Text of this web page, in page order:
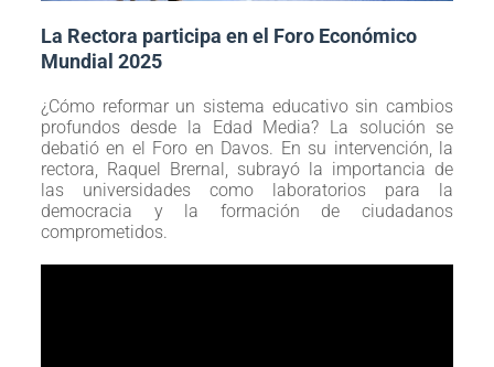
La Rectora participa en el Foro Económico
Mundial 2025
¿Cómo reformar un sistema educativo sin cambios
profundos desde la Edad Media? La solución se
debatió en el Foro en Davos. En su intervención, la
rectora, Raquel Brernal, subrayó la importancia de
las universidades como laboratorios para la
democracia y la formación de ciudadanos
comprometidos.